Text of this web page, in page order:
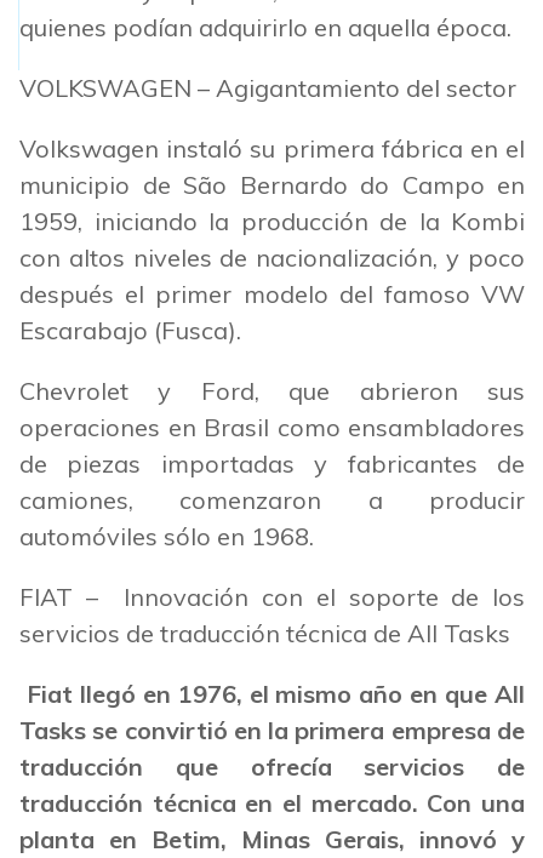
quienes podían adquirirlo en aquella época.
VOLKSWAGEN – Agigantamiento del sector
Volkswagen instaló su primera fábrica en el
municipio de São Bernardo do Campo en
1959, iniciando la producción de la Kombi
con altos niveles de nacionalización, y poco
después el primer modelo del famoso VW
Escarabajo (Fusca).
Chevrolet y Ford, que abrieron sus
operaciones en Brasil como ensambladores
de piezas importadas y fabricantes de
camiones, comenzaron a producir
automóviles sólo en 1968.
FIAT – Innovación con el soporte de los
servicios de traducción técnica de All Tasks
Fiat llegó en 1976, el mismo año en que All
Tasks se convirtió en la primera empresa de
traducción que ofrecía servicios de
traducción técnica en el mercado. Con una
planta en Betim, Minas Gerais, innovó y